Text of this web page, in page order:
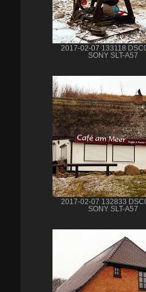
2017-02-07 133118
SONY SLT-A57
2017-02-07 132833
SONY SLT-A57